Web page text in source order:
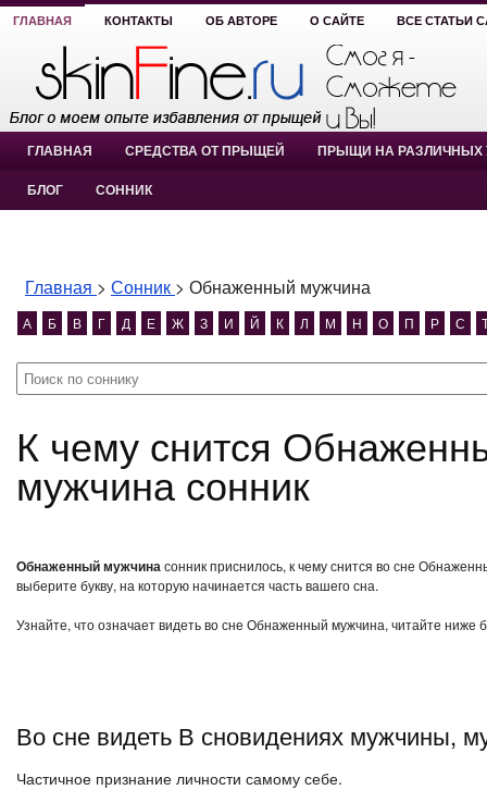
ГЛАВНАЯ КОНТАКТЫ ОБ АВТОРЕ О САЙТЕ ВСЕ СТАТЬИ
ГЛАВНАЯ СРЕДСТВА ОТ ПРЫЩЕЙ ПРЫЩИ НА РАЗЛИЧНЫХ
БЛОГ СОННИК
Главная > Сонник > Обнаженный мужчина
А Б В Г Д Е Ж З И Й К Л М Н О П Р С
К чему снится Обнаженный мужчина? Обнаженный
мужчина сонник
Обнаженный мужчинасонник приснилось, к чему снится во сне
выберите букву, на которую начинается часть вашего сна.
Узнайте, что означает видеть во сне Обнаженный мужчина, читайте ниже
Во сне видеть В сновидениях мужчины,
Частичное признание личности самому себе.